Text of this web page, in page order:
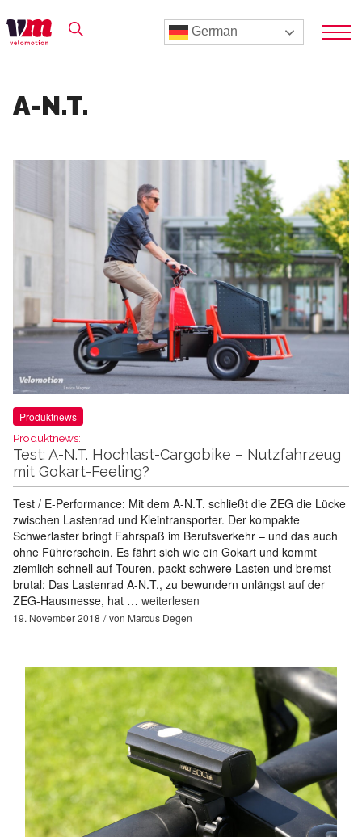
German
A-N.T.
Produktnews
Produktnews:
Test: A-N.T. Hochlast-Cargobike – Nutzfahrzeug
mit Gokart-Feeling?
Test / E-Performance: Mit dem A-N.T. schließt die ZEG die Lücke
zwischen Lastenrad und Kleintransporter. Der kompakte
Schwerlaster bringt Fahrspaß im Berufsverkehr – und das auch
ohne Führerschein. Es fährt sich wie ein Gokart und kommt
ziemlich schnell auf Touren, packt schwere Lasten und bremst
brutal: Das Lastenrad A-N.T., zu bewundern unlängst auf der
ZEG-Hausmesse, hat … weiterlesen
19. November 2018 von Marcus Degen